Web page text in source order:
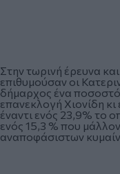
Στην τωρινή έρευνα
επιθυμούσαν οι
δήμαρχος ένα ποσοστό
επανεκλογή Χιονίδη
έναντι ενός 23,9% το
ενός 15,3 % που
αναποφάσιστων